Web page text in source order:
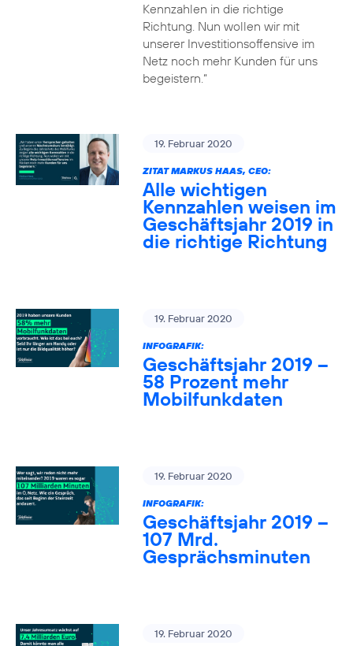
Kennzahlen in die richtige
Richtung. Nun wollen wir mit
unserer Investitionsoffensive im
Netz noch mehr Kunden für uns
begeistern.“
19. Februar 2020
ZITAT MARKUS HAAS, CEO:
Alle wichtigen
Kennzahlen weisen im
Geschäftsjahr 2019 in
die richtige Richtung
19. Februar 2020
INFOGRAFIK:
Geschäftsjahr 2019 –
58 Prozent mehr
Mobilfunkdaten
19. Februar 2020
INFOGRAFIK:
Geschäftsjahr 2019 –
107 Mrd.
Gesprächsminuten
19. Februar 2020